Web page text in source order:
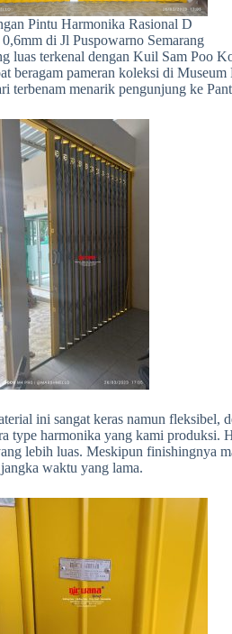
Pintu Harmonika Rasional D
di Jl Puspowarno Semarang
luas terkenal dengan Kuil Sam Poo
beragam pameran koleksi di
terbenam menarik pengunjung ke
ini sangat keras namun fleksibel,
harmonika yang kami
lebih luas. Meskipun finishingnya
waktu yang lama.